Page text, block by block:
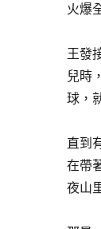
火爆
王發
兒時
球，
直到
在帶
夜山